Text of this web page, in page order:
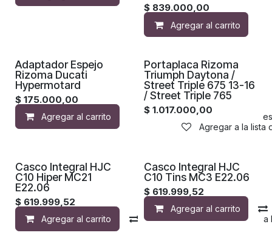
$ 839.000,00
Agregar al carrito
Adaptador Espejo
Rizoma Ducati
Hypermotard
$ 175.000,00
Agregar al carrito Agregar a la lista de
Portaplaca Rizoma
Triumph Daytona /
Street Triple 675 13-16
/ Street Triple 765
$1.017.000,00
Agregar a la lista
Casco Integral HJC
C10 Hiper MC21
E22.06
$ 619.999,52
Agregar al carrito Compara Agregar a la
Casco Integral HJC
C10 Tins MC3 E22.06
$ 619.999,52
Agregar al carrito